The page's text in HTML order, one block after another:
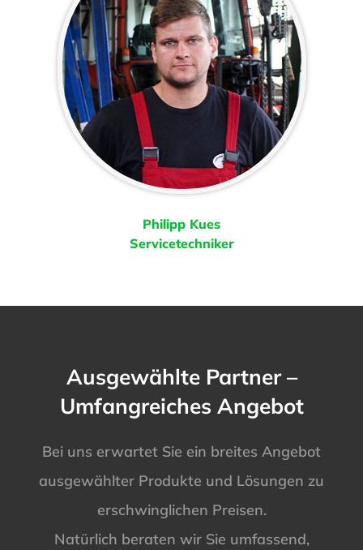
Philipp Kues
Servicetechniker
Ausgewählte Partner –
Umfangreiches Angebot
Bei uns erwartet Sie ein breites Angebot
ausgewählter Produkte und Lösungen zu
erschwinglichen Preisen.
Natürlich beraten wir Sie umfassend,